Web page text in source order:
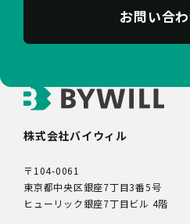
お問い合
株式会社バイウィル
〒104-0061
東京都中央区銀座7丁目3番5号
ヒューリック銀座7丁目ビル 4階